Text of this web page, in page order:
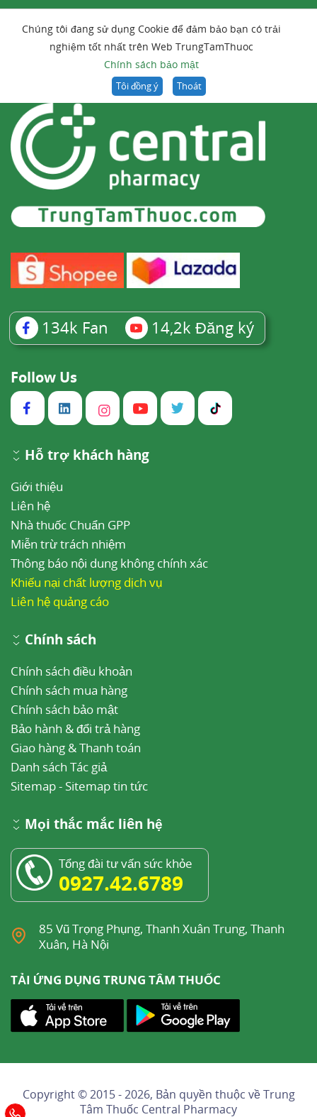
Chúng tôi đang sử dụng Cookie để đảm bảo bạn có trải
nghiệm tốt nhất trên Web TrungTamThuoc
Chính sách bảo mật
Tôi đồng ý Thoát
134k Fan 14,2k Đăng ký
Follow Us
Hỗ trợ khách hàng
Giới thiệu
Liên hệ
Nhà thuốc Chuẩn GPP
Miễn trừ trách nhiệm
Thông báo nội dung không chính xác
Khiếu nại chất lượng dịch vụ
Liên hệ quảng cáo
Chính sách
Chính sách điều khoản
Chính sách mua hàng
Chính sách bảo mật
Bảo hành & đổi trả hàng
Giao hàng & Thanh toán
Danh sách Tác giả
Sitemap- Sitemap tin tức
Mọi thắc mắc liên hệ
Tổng đài tư vấn sức khỏe
0927.42.6789
85 Vũ Trọng Phụng, Thanh Xuân Trung, Thanh
Xuân, Hà Nội
TẢI ỨNG DỤNG TRUNG TÂM THUỐC
Copyright © 2015 - 2026, Bản quyền thuộc vềTrung
Tâm Thuốc Central Pharmacy